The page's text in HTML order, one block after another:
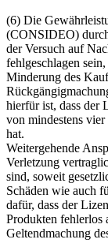
(6) Die
(CONSIDEO)
der Versuch auf
fehlgeschlagen
Minderung des
hierfür ist, dass der
von mindestens
hat.
Weitergehende
Verletzung
sind, soweit
Schäden wie auch
dafür, dass der
Produkten fehlerlos
Geltendmachung